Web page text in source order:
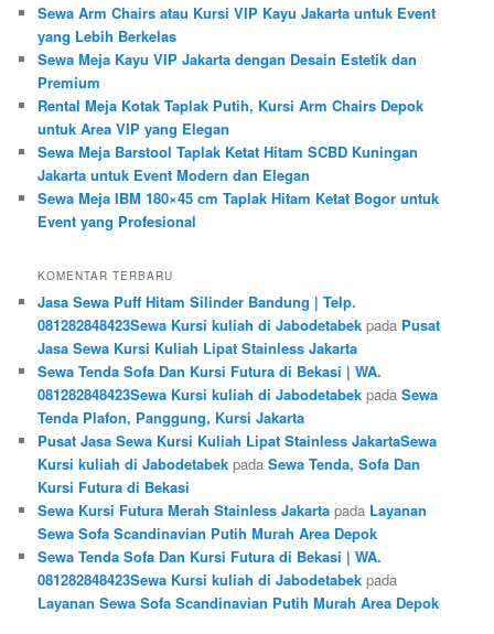
Sewa Arm Chairs atau Kursi VIP Kayu Jakarta untuk Event
yang Lebih Berkelas
Sewa Meja Kayu VIP Jakarta dengan Desain Estetik dan
Premium
Rental Meja Kotak Taplak Putih, Kursi Arm Chairs Depok
untuk Area VIP yang Elegan
Sewa Meja Barstool Taplak Ketat Hitam SCBD Kuningan
Jakarta untuk Event Modern dan Elegan
Sewa Meja IBM 180×45 cm Taplak Hitam Ketat Bogor untuk
Event yang Profesional
KOMENTAR TERBARU
Jasa Sewa Puff Hitam Silinder Bandung | Telp.
081282848423Sewa Kursi kuliah di Jabodetabek pada Pusat
Jasa Sewa Kursi Kuliah Lipat Stainless Jakarta
Sewa Tenda Sofa Dan Kursi Futura di Bekasi | WA.
081282848423Sewa Kursi kuliah di Jabodetabek padaSewa
Tenda Plafon, Panggung, Kursi Jakarta
Pusat Jasa Sewa Kursi Kuliah Lipat Stainless JakartaSewa
Kursi kuliah di Jabodetabek padaSewa Tenda, Sofa Dan
Kursi Futura di Bekasi
Sewa Kursi Futura Merah Stainless Jakarta pada Layanan
Sewa Sofa Scandinavian Putih Murah Area Depok
Sewa Tenda Sofa Dan Kursi Futura di Bekasi | WA.
081282848423Sewa Kursi kuliah di Jabodetabek pada
Layanan Sewa Sofa Scandinavian Putih Murah Area Depok